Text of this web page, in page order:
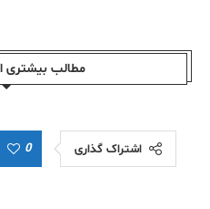
مطالب بیشتری
اشتراک گذاری 0